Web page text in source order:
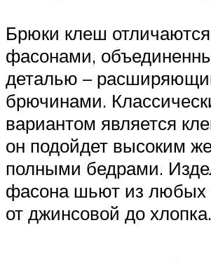
Брюки клеш
фасонами,
деталью –
брючинами.
вариантом является
он подойдет высоким
полными бедрами.
фасона шьют из любых
от джинсовой до хлопка.